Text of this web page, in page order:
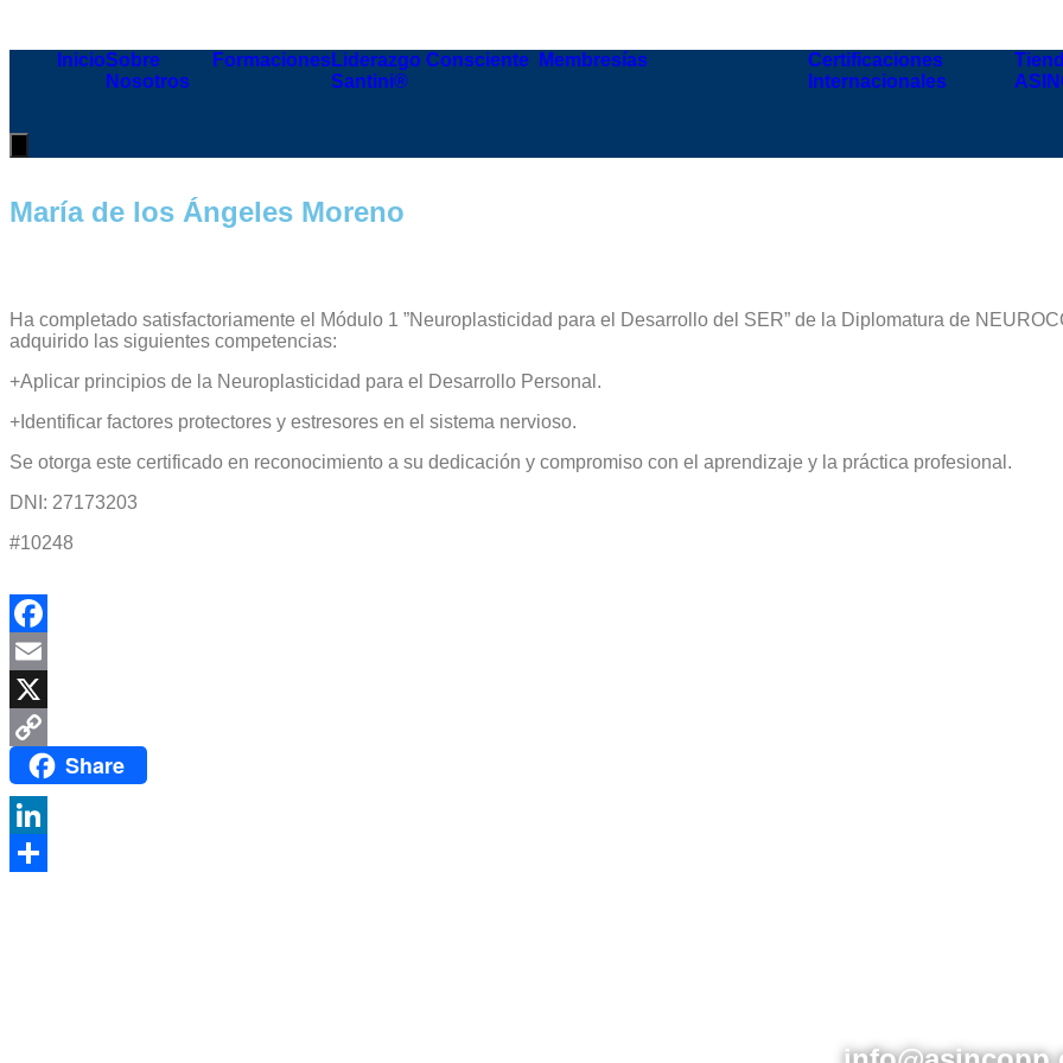
InicioSobre
Nosotros
FormacionesLiderazgo Consciente
Santini®
Membresías
Certificaciones
Internacionales
conmutador
María de los Ángeles Moreno
Ha completado satisfactoriamente el Módulo 1 ”Neuroplasticidad para el Desarrollo del SER” de la Diplomatura de
adquirido las siguientes competencias:
+Aplicar principios de la Neuroplasticidad para el Desarrollo Personal.
+Identificar factores protectores y estresores en el sistema nervioso.
Se otorga este certificado en reconocimiento a su dedicación y compromiso con el aprendizaje y la práctica profesional.
DNI: 27173203
#10248
Facebook
Email
X
Copy
Link
Share
LinkedIn